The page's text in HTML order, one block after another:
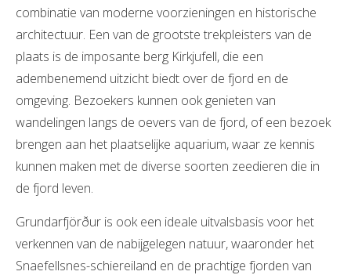
combinatie van moderne voorzieningen en historische
architectuur. Een van de grootste trekpleisters van de
plaats is de imposante berg Kirkjufell, die een
adembenemend uitzicht biedt over de fjord en de
omgeving. Bezoekers kunnen ook genieten van
wandelingen langs de oevers van de fjord, of een bezoek
brengen aan het plaatselijke aquarium, waar ze kennis
kunnen maken met de diverse soorten zeedieren die in
de fjord leven.
Grundarfjörður is ook een ideale uitvalsbasis voor het
verkennen van de nabijgelegen natuur, waaronder het
Snaefellsnes-schiereiland en de prachtige fjorden van